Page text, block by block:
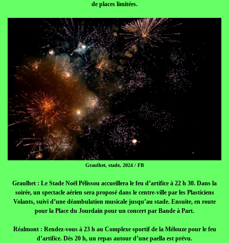
de places limitées.
Graulhet, stade, 2024 / FB
Graulhet : Le Stade Noël Pélissou accueillera le feu d’artifice à 22 h 30. Dans la
soirée, un spectacle aérien sera proposé dans le centre-ville par les Plasticiens
Volants, suivi d’une déambulation musicale jusqu’au stade. Ensuite, en route
pour la Place du Jourdain pour un concert par Bande à Part.
Réalmont : Rendez-vous à 23 h au Complexe sportif de la Mélouze pour le feu
d’artifice. Dès 20 h, un repas autour d’une paella est prévu.